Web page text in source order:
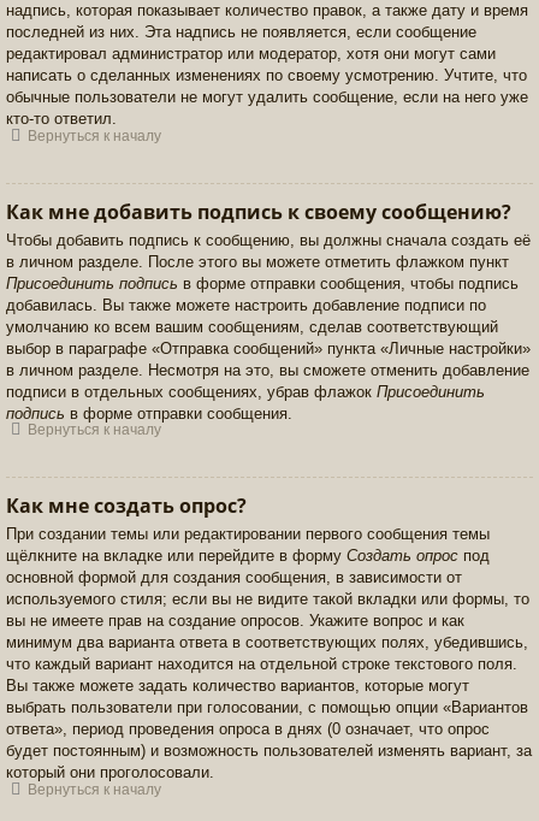
надпись, которая показывает количество правок, а также дату и время
последней из них. Эта надпись не появляется, если сообщение
редактировал администратор или модератор, хотя они могут сами
написать о сделанных изменениях по своему усмотрению. Учтите, что
обычные пользователи не могут удалить сообщение, если на него уже
кто-то ответил.
Вернуться к началу
Как мне добавить подпись к своему сообщению?
Чтобы добавить подпись к сообщению, вы должны сначала создать её
в личном разделе. После этого вы можете отметить флажком пункт
Присоединить подпись в форме отправки сообщения, чтобы подпись
добавилась. Вы также можете настроить добавление подписи по
умолчанию ко всем вашим сообщениям, сделав соответствующий
выбор в параграфе «Отправка сообщений» пункта «Личные настройки»
в личном разделе. Несмотря на это, вы сможете отменить добавление
подписи в отдельных сообщениях, убрав флажок Присоединить
подпись в форме отправки сообщения.
Вернуться к началу
Как мне создать опрос?
При создании темы или редактировании первого сообщения темы
щёлкните на вкладке или перейдите в форму Создать опрос под
основной формой для создания сообщения, в зависимости от
используемого стиля; если вы не видите такой вкладки или формы, то
вы не имеете прав на создание опросов. Укажите вопрос и как
минимум два варианта ответа в соответствующих полях, убедившись,
что каждый вариант находится на отдельной строке текстового поля.
Вы также можете задать количество вариантов, которые могут
выбрать пользователи при голосовании, с помощью опции «Вариантов
ответа», период проведения опроса в днях (0 означает, что опрос
будет постоянным) и возможность пользователей изменять вариант, за
который они проголосовали.
Вернуться к началу